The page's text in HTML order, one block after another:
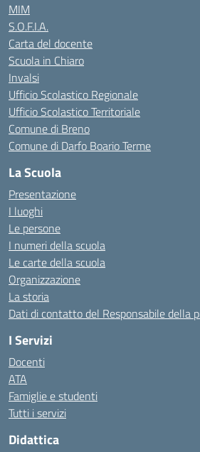
MIM
S.O.F.I.A.
Carta del docente
Scuola in Chiaro
Invalsi
Ufficio Scolastico Regionale
Ufficio Scolastico Territoriale
Comune di Breno
Comune di Darfo Boario Terme
La Scuola
Presentazione
I luoghi
Le persone
I numeri della scuola
Le carte della scuola
Organizzazione
La storia
Dati di contatto del Responsabile della
I Servizi
Docenti
ATA
Famiglie e studenti
Tutti i servizi
Didattica